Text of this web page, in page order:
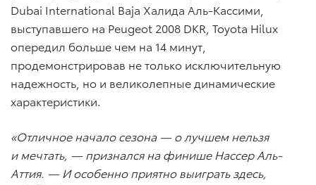
Dubai International Baja Халида Аль-Кассими,
выступавшего на Peugeot 2008 DKR, Toyota Hilux
опередил больше чем на 14 минут,
продемонстрировав не только исключительную
надежность, но и великолепные динамические
характеристики.
«Отличное начало сезона — о лучшем нельзя
и мечтать, — признался на финише Нассер Аль-
Аттия. — И особенно приятно выиграть здесь,